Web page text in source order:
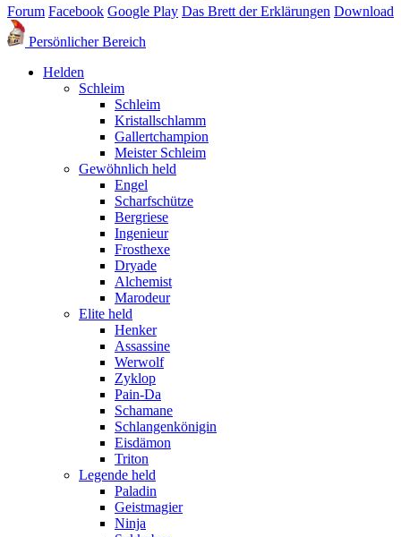
Forum Facebook Google Play Das Brett der Erklärungen Download
Persönlicher Bereich
Helden
Schleim
Schleim
Kristallschlamm
Gallertchampion
Meister Schleim
Gewöhnlich held
Engel
Scharfschütze
Bergriese
Ingenieur
Frosthexe
Dryade
Alchemist
Marodeur
Elite held
Henker
Assassine
Werwolf
Zyklop
Pain-Da
Schamane
Schlangenkönigin
Eisdämon
Triton
Legende held
Paladin
Geistmagier
Ninja